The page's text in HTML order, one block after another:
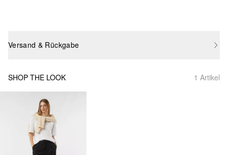
Versand & Rückgabe
SHOP THE LOOK 1 Artikel